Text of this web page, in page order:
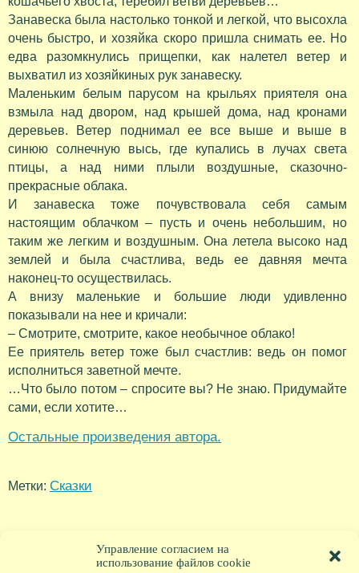
Управление согласием на
использование файлов cookie
Занавеска была настолько тонкой и легкой, что высохла
очень быстро, и хозяйка скоро пришла снимать ее. Но
едва разомкнулись прищепки, как налетел ветер и
выхватил из хозяйкиных рук занавеску.
Маленьким белым парусом на крыльях приятеля она
взмыла над двором, над крышей дома, над кронами
деревьев. Ветер поднимал ее все выше и выше в
синюю солнечную высь, где купались в лучах света
птицы, а над ними плыли воздушные, сказочно-
прекрасные облака.
И занавеска тоже почувствовала себя самым
настоящим облачком – пусть и очень небольшим, но
таким же легким и воздушным. Она летела высоко над
землей и была счастлива, ведь ее давняя мечта
наконец-то осуществилась.
А внизу маленькие и большие люди удивленно
показывали на нее и кричали:
– Смотрите, смотрите, какое необычное облако!
Ее приятель ветер тоже был счастлив: ведь он помог
исполниться заветной мечте.
…Что было потом – спросите вы? Не знаю. Придумайте
сами, если хотите…
Остальные произведения автора.
Метки: Сказки